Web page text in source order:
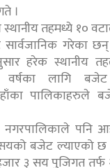
।
तहमध्ये १०
गरेका छन्
हरेक स्थानीय
लागि बजेट
पालिकाहरुले
नगरपालिकाले पनि
बजेट ल्याएको छ
३ सय पुजिगत